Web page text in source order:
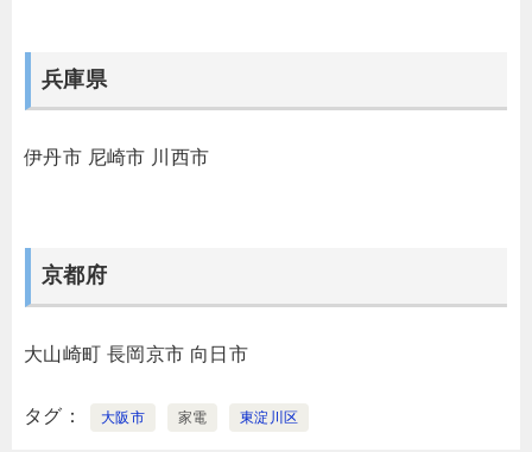
兵庫県
伊丹市 尼崎市 川西市
京都府
大山崎町 長岡京市 向日市
タグ 大阪市 家電 東淀川区